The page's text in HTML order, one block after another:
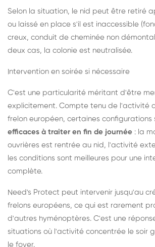
Selon la situation, le nid peut être retiré
ou laissé en place s'il est inaccessible
creux, conduit de cheminée non
deux cas, la colonie est neutralisée.
Intervention en soirée si nécessaire
C'est une particularité méritant d'être
explicitement. Compte tenu de l'activité
frelon européen, certaines configurations
efficaces à traiter en fin de journée : la
ouvrières est rentrée au nid, l'activité
les conditions sont meilleures pour une
complète.
Need's Protect peut intervenir jusqu'au
frelons européens, ce qui est rarement
d'autres hyménoptères. C'est une
situations où l'activité concentrée le soir
le foyer.